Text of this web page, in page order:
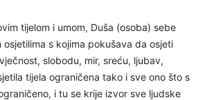
tijelom i umom, Duša (osoba) sebe
s kojima pokušava da osjeti
slobodu, mir, sreću, ljubav,
tijela ograničena tako i sve ono što s
i tu se krije izvor sve ljudske